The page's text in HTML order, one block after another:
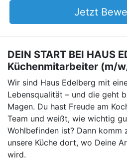
Jetzt
DEIN START BEI HAUS
Küchenmitarbeiter (m/
Wir sind Haus Edelberg mit
Lebensqualität – und die geht
Magen. Du hast Freude am
Team und weißt, wie wichtig
Wohlbefinden ist? Dann komm
unsere Küche dort, wo Deine
wird.